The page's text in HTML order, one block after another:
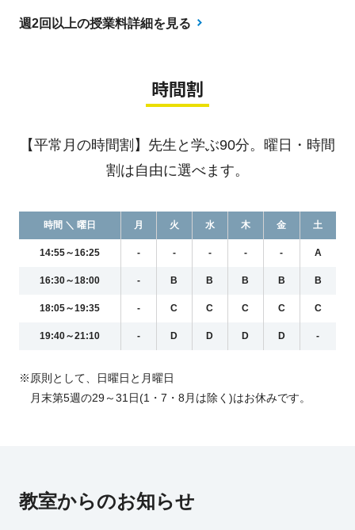
週2回以上の授業料詳細を見る
時間割
【平常月の時間割】先生と学ぶ90分。曜日・時間
割は自由に選べます。
時間 ＼ 曜日 月 火 水 木 金 土
14:55～16:25 - - - - - A
16:30～18:00 - B B B B B
18:05～19:35 - C C C C C
19:40～21:10 - D D D D -
※原則として、日曜日と月曜日
月末第5週の29～31日(1・7・8月は除く)はお休みです。
教室からのお知らせ